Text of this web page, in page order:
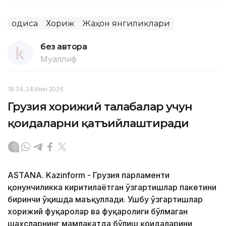
Ҳодиса Хориж Жаҳон янгиликлари
без автора
Муаллиф
18:34, 24 Июн 2026
Грузия хорижий талабалар учун
қоидаларни қатъийлаштиради
ASTANA. Kazinform - Грузия парламенти
қонунчиликка киритилаётган ўзгартишлар пакетини
биринчи ўқишда маъқуллади. Ушбу ўзгартишлар
хорижий фуқаролар ва фуқаролиги бўлмаган
шахсларнинг мамлакатда бўлиш қоидаларини